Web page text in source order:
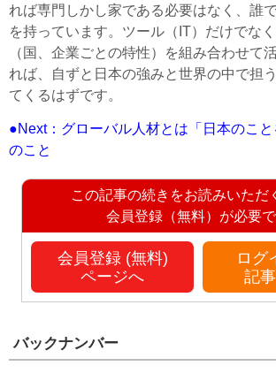
れば専門しかし家である必要はなく、誰
を持っています。ツール（IT）だけでな
（国、企業ごとの特性）を組み合わせて
れば、自ずと日本の強みと世界の中で担
てくるはずです。
●Next：グローバル人材とは「日本のこと
のこと
この記事の続きをお読みいただ
会員登録（無料）が必要
会員登録 (無料)
ページへ
ログ
記
バックナンバー